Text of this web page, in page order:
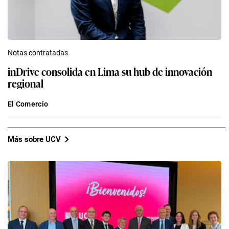
Notas contratadas
inDrive consolida en Lima su hub de innovación
regional
El Comercio
Más sobre UCV